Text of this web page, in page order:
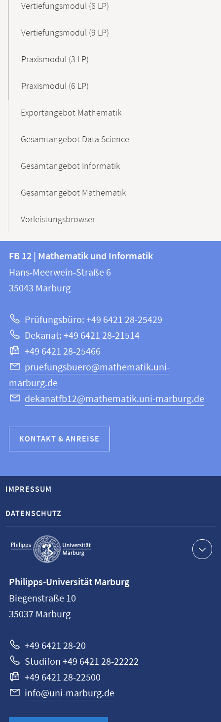
Vertiefungsmodul (6 LP)
Vertiefungsmodul (9 LP)
Praxismodul (3 LP)
Praxismodul (6 LP)
Exportangebot Mathematik
Gesamtangebot Data Science
Gesamtangebot Informatik
Gesamtangebot Mathematik
Vorleistungsbrowser
Kontakt
und
Informationen
Website
FB
12
|
und
Informatik
FB 12 | Mathematik und Informatik
Hans-Meerwein-Straße 6
35043 Marburg
Prüfungsbüro: +49 6421 28-25429
Dekanat: +49 6421 28-21514
+49 6421 28-25466
pruefungsbuero@mathematik.uni-
marburg.de
dekanatfb12@mathematik.uni-marburg.de
KONTAKT & ANREISE
Service-
Navigation
IMPRESSUM
DATENSCHUTZ
Philipps-
Universität
Marburg
Philipps-Universität Marburg
Biegenstraße 10
35037 Marburg
+49 6421 28-20
Studifon +49 6421 28-22222
+49 6421 28-22500
info@uni-marburg.de